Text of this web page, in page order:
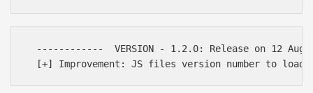
------------  VERSION - 1.2.0: Release on 12